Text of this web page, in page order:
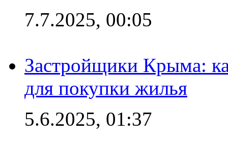
7.7.2025, 00:05
Застройщики Крыма:
для покупки жилья
5.6.2025, 01:37